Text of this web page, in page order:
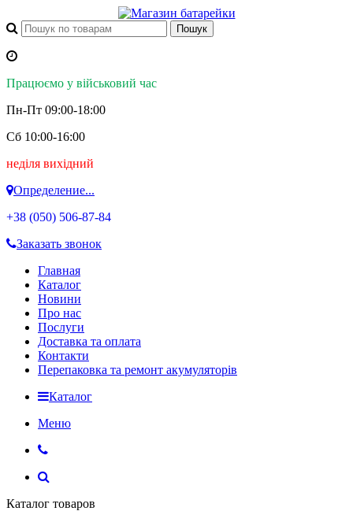
Працюємо у військовий час
Пн-Пт 09:00-18:00
Сб 10:00-16:00
неділя вихідний
Определение...
+38 (050) 506-87-84
Заказать звонок
Главная
Каталог
Новини
Про нас
Послуги
Доставка та оплата
Контакти
Перепаковка та ремонт акумуляторів
Каталог
Меню
Каталог товаров